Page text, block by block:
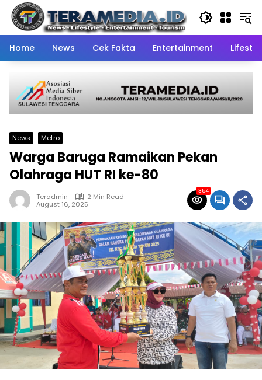
Skip
content
Home
News Cek Fakta Entertainment
News Metro
Warga Baruga Ramaikan Pekan
Olahraga HUT RI ke-80
Teradmin
2 Min Read
August 16, 2025
354